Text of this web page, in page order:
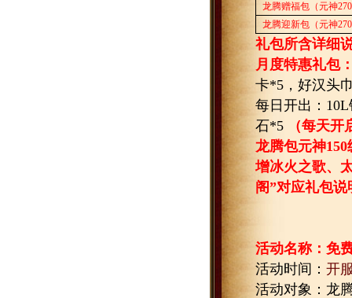
龙腾赠福包（元神270
龙腾迎新包（元神270
礼包所含详细
月度特惠礼包
卡*5 ，好汉头
每日开出： 10L
石*5
（每天
龙腾包元神150
增冰火之歌、
阁”对应礼包说
活动名称：免
活动时间： 开
活动对象：龙